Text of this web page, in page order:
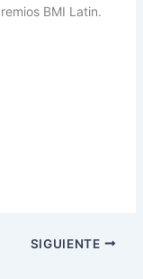
BMI Latin.
SIGUIENTE